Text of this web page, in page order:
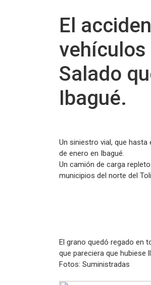
El
vehículos
Salado
Ibagué.
Un siniestro vial, que
de enero en Ibagué.
Un camión de carga
municipios del norte del
El grano quedó regado en
que pareciera que hubiese
Fotos: Suministradas